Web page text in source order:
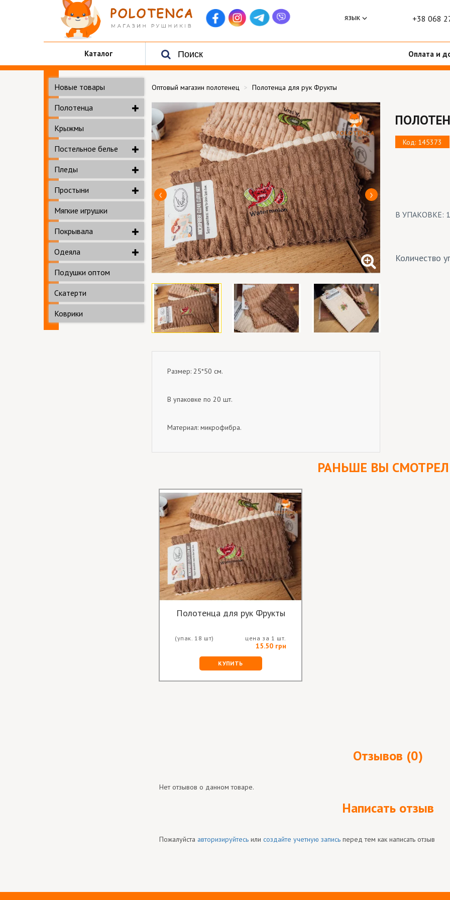
язык +38 068
Каталог Оплата и
Новые товары
Полотенца
Крыжмы
Постельное белье
Пледы
Простыни
Мягкие игрушки
Покрывала
Одеяла
Подушки оптом
Скатерти
Коврики
Оптовый магазин полотенец Полотенца для рук Фрукты
Размер: 25*50 см.
В упаковке по 20 шт.
Материал: микрофибра.
Код: 145373
В УПАКОВКЕ:
Количество
РАНЬШЕ ВЫ
Полотенца для рук Фрукты
(упак. 18 шт) цена за 1 шт.
15.50 грн
КУПИТЬ
Отзывов (0)
Нет отзывов о данном товаре.
Написать отзыв
Пожалуйста авторизируйтесь или создайте учетную запись перед тем как написать отзыв